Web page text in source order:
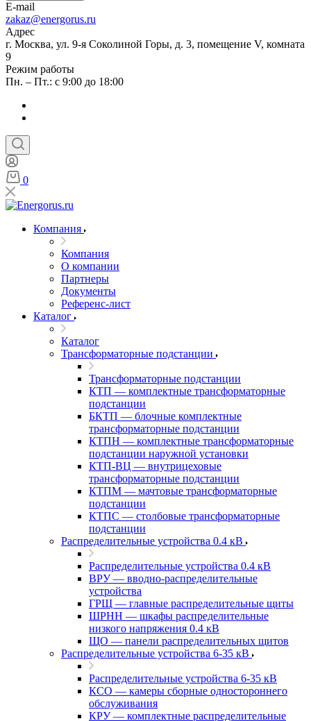
E-mail
zakaz@energorus.ru
Адрес
г. Москва, ул. 9-я Соколиной Горы, д. 3, помещение V, комната
9
Режим работы
Пн. – Пт.: с 9:00 до 18:00
0
Компания
Компания
О компании
Партнеры
Документы
Референс-лист
Каталог
Каталог
Трансформаторные подстанции
Трансформаторные подстанции
КТП — комплектные трансформаторные
подстанции
БКТП — блочные комплектные
трансформаторные подстанции
КТПН — комплектные трансформаторные
подстанции наружной установки
КТП-ВЦ — внутрицеховые
трансформаторные подстанции
КТПМ — мачтовые трансформаторные
подстанции
КТПС — столбовые трансформаторные
подстанции
Распределительные устройства 0.4 кВ
Распределительные устройства 0.4 кВ
ВРУ — вводно-распределительные
устройства
ГРЩ — главные распределительные щиты
ШРНН — шкафы распределительные
низкого напряжения 0.4 кВ
ЩО — панели распределительных щитов
Распределительные устройства 6-35 кВ
Распределительные устройства 6-35 кВ
КСО — камеры сборные одностороннего
обслуживания
КРУ — комплектные распределительные